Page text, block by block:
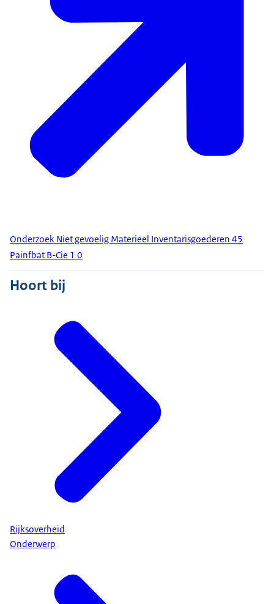
Onderzoek Niet gevoelig Materieel Inventarisgoederen 45
Painfbat B-Cie 1 0
Hoort bij
Rijksoverheid
Onderwerp